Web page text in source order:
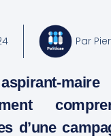
Par
d’une